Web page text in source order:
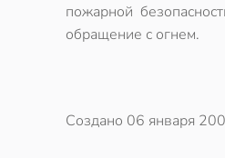
пожарной
обращение с огнем.
Создано 06 января